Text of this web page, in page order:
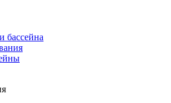
бассейна